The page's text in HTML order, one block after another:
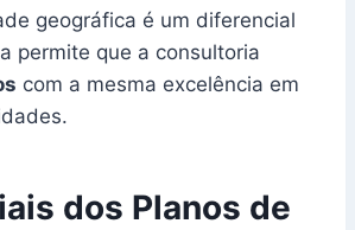
geográfica é um diferencial
permite que a consultoria
com a mesma excelência em
dos Planos de